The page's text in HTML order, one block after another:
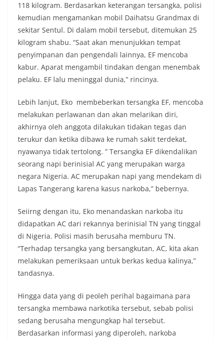
118 kilogram. Berdasarkan keterangan tersangka, polisi
kemudian mengamankan mobil Daihatsu Grandmax di
sekitar Sentul. Di dalam mobil tersebut, ditemukan 25
kilogram shabu. “Saat akan menunjukkan tempat
penyimpanan dan pengendali lainnya, EF mencoba
kabur. Aparat mengambil tindakan dengan menembak
pelaku. EF lalu meninggal dunia,” rincinya.
Lebih lanjut, Eko membeberkan tersangka EF, mencoba
melakukan perlawanan dan akan melarikan diri,
akhirnya oleh anggota dilakukan tidakan tegas dan
terukur dan ketika dibawa ke rumah sakit terdekat,
nyawanya tidak tertolong. ” Tersangka EF dikendalikan
seorang napi berinisial AC yang merupakan warga
negara Nigeria. AC merupakan napi yang mendekam di
Lapas Tangerang karena kasus narkoba,” bebernya.
Seiirng dengan itu, Eko menandaskan narkoba itu
didapatkan AC dari rekannya berinisial TN yang tinggal
di Nigeria. Polisi masih berusaha memburu TN.
“Terhadap tersangka yang bersangkutan, AC, kita akan
melakukan pemeriksaan untuk berkas kedua kalinya,”
tandasnya.
Hingga data yang di peoleh perihal bagaimana para
tersangka membawa narkotika tersebut, sebab polisi
sedang berusaha mengungkap hal tersebut.
Berdasarkan informasi yang diperoleh, narkoba